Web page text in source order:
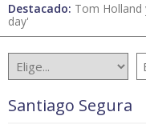
Destacado: Tom Holland
day'
Santiago Segura